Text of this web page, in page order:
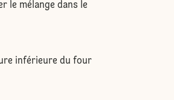
le mélange dans le
inférieure du four